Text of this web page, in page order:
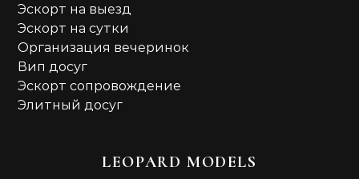
Эскорт на выезд
Эскорт на сутки
Организация вечеринок
Вип досуг
Эскорт сопровождение
Элитный досуг
LEOPARD MODELS